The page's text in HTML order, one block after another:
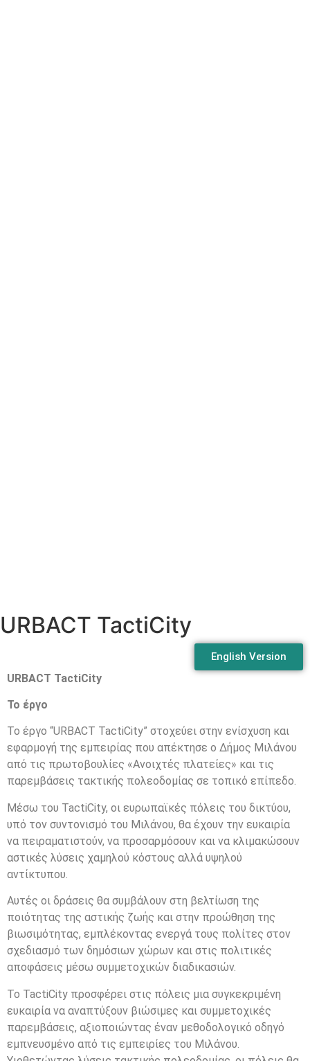
URBACT TactiCity
English Version
URBACT TactiCity
Το έργο
Το έργο “URBACT TactiCity” στοχεύει στην ενίσχυση και
εφαρμογή της εμπειρίας που απέκτησε ο Δήμος Μιλάνου
από τις πρωτοβουλίες «Ανοιχτές πλατείες» και τις
παρεμβάσεις τακτικής πολεοδομίας σε τοπικό επίπεδο.
Μέσω του TactiCity, οι ευρωπαϊκές πόλεις του δικτύου,
υπό τον συντονισμό του Μιλάνου, θα έχουν την ευκαιρία
να πειραματιστούν, να προσαρμόσουν και να κλιμακώσουν
αστικές λύσεις χαμηλού κόστους αλλά υψηλού
αντίκτυπου.
Αυτές οι δράσεις θα συμβάλουν στη βελτίωση της
ποιότητας της αστικής ζωής και στην προώθηση της
βιωσιμότητας, εμπλέκοντας ενεργά τους πολίτες στον
σχεδιασμό των δημόσιων χώρων και στις πολιτικές
αποφάσεις μέσω συμμετοχικών διαδικασιών.
Το TactiCity προσφέρει στις πόλεις μια συγκεκριμένη
ευκαιρία να αναπτύξουν βιώσιμες και συμμετοχικές
παρεμβάσεις, αξιοποιώντας έναν μεθοδολογικό οδηγό
εμπνευσμένο από τις εμπειρίες του Μιλάνου.